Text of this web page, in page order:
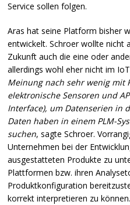
Service sollen folgen.
Aras hat seine Platform bisher
entwickelt. Schroer wollte nicht
Zukunft auch die eine oder
allerdings wohl eher nicht im
Meinung nach sehr wenig mit
elektronische Sensoren und
Interface), um Datenserien in
Daten haben in einem PLM-
suchen, sagte Schroer.
Unternehmen bei der
ausgestatteten Produkte zu
Plattformen bzw. ihren
Produktkonfiguration
korrekt interpretieren zu